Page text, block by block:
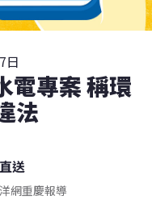
日
電專案 稱環
法
送
網重慶報導